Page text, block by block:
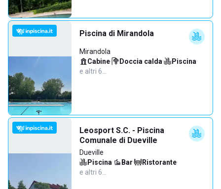
Piscina di Mirandola
Mirandola
Cabine· Doccia calda· Piscina·
e altri 6…
Leosport S.C. - Piscina
Comunale di Dueville
Dueville
Piscina· Bar· Ristorante·
e altri 6…